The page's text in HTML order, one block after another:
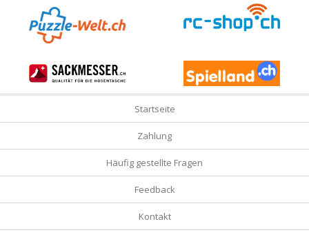
Startseite
Zahlung
Häufig gestellte Fragen
Feedback
Kontakt